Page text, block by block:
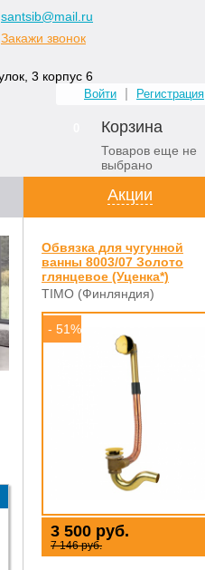
santsib@mail.ru
Закажи звонок
3 корпус 6
Войти Регистрация
Корзина
Товаров еще не
выбрано
Контакты
Акции
Обвязка для чугунной
ванны 8003/07 Золото
глянцевое (Уценка*)
TIMO (Финляндия)
- 51%
3 500 руб.
7 146 руб.